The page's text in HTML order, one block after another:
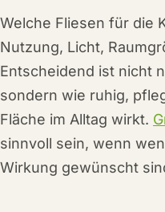
Welche Fliesen für die
Nutzung, Licht,
Entscheidend ist nicht
sondern wie ruhig,
Fläche im Alltag wirkt.
sinnvoll sein, wenn
Wirkung gewünscht